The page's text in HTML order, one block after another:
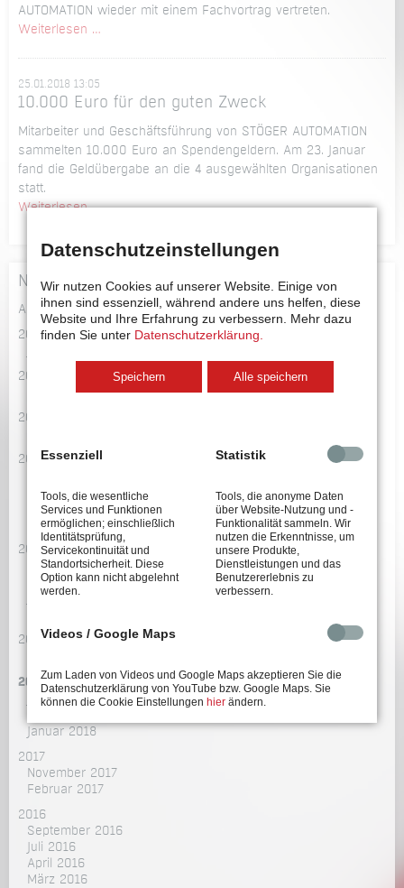
den
2018
AUTOMATION wieder mit einem Fachvortrag vertreten.
Weiterlesen …
auf
der
9.
Fachtagung
25.01.2018 13:05
10.000 Euro für den guten Zweck
Mitarbeiter und Geschäftsführung von STÖGER AUTOMATION
sammelten 10.000 Euro an Spendengeldern. Am 23. Januar
fand die Geldübergabe an die 4 ausgewählten Organisationen
statt.
Weiterlesen …10.000
für
guten
Zweck
News Archiv
Alle Beiträge
2026
2024
September 2024
2022
2021
November 2021
Oktober 2021
September 2021
2020
Dezember 2020
Oktober 2020
Juli 2020
2019
2018
Juni 2018
Januar 2018
2017
November 2017
Februar 2017
2016
September 2016
Juli 2016
April 2016
März 2016
Datenschutzeinstellungen
Wir nutzen Cookies auf unserer Website. Einige von
ihnen sind essenziell, während andere uns helfen, diese
Website und Ihre Erfahrung zu verbessern. Mehr dazu
finden Sie unter Datenschutzerklärung.
Speichern Alle speichern
Essenziell
Tools, die wesentliche
Services und Funktionen
ermöglichen; einschließlich
Identitätsprüfung,
Servicekontinuität und
Standortsicherheit. Diese
Option kann nicht abgelehnt
werden.
Statistik
Tools, die anonyme Daten
über Website-Nutzung und -
Funktionalität sammeln. Wir
nutzen die Erkenntnisse, um
unsere Produkte,
Dienstleistungen und das
Benutzererlebnis zu
verbessern.
Videos / Google Maps
Zum Laden von Videos und Google Maps akzeptieren Sie die
Datenschutzerklärung von YouTube bzw. Google Maps. Sie
können die Cookie Einstellungen hier ändern.